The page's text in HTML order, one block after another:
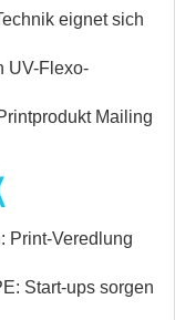
eignet sich
UV-Flexo-
Mailing
Print-Veredlung
Start-ups sorgen